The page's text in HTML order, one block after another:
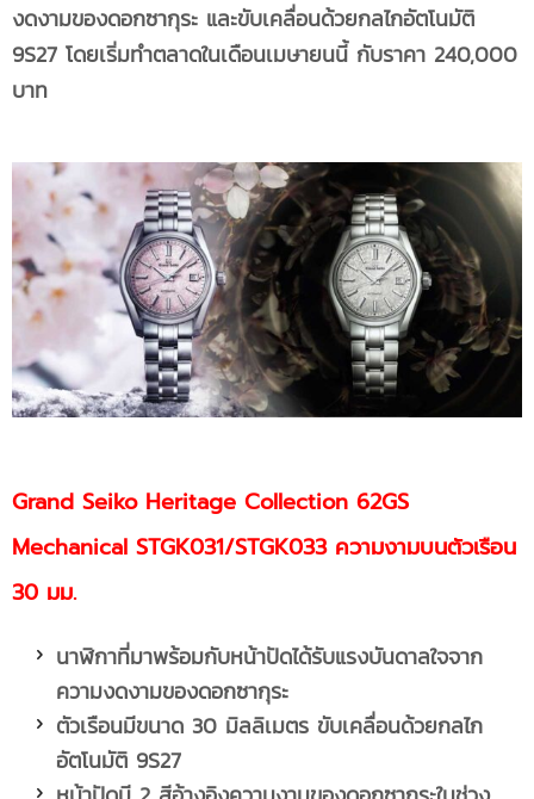
งดงามของดอกซากุระ และขับเคลื่อนด้วยกลไกอัตโนมัติ
9S27 โดยเริ่มทำตลาดในเดือนเมษายนนี้ กับราคา 240,000
บาท
Grand Seiko Heritage Collection 62GS
Mechanical STGK031/STGK033 ความงามบนตัวเรือน
30 มม.
นาฬิกาที่มาพร้อมกับหน้าปัดได้รับแรงบันดาลใจจาก
ความงดงามของดอกซากุระ
ตัวเรือนมีขนาด 30 มิลลิเมตร ขับเคลื่อนด้วยกลไก
อัตโนมัติ 9S27